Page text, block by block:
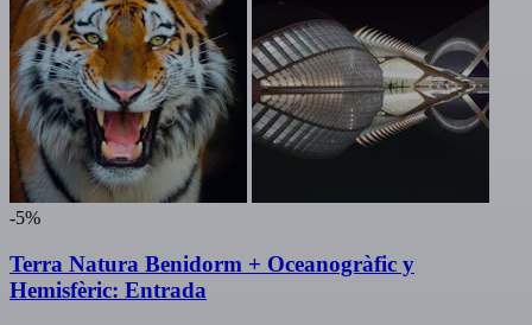
-5%
Terra Natura Benidorm + Oceanogràfic y
Hemisfèric: Entrada